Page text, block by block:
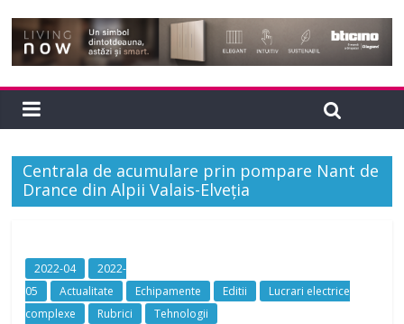
Centrala de acumulare prin pompare Nant de
Drance din Alpii Valais-Elveția
2022-04
2022-
05
Actualitate Echipamente Editii
Lucrari electrice
complexe
Rubrici Tehnologii